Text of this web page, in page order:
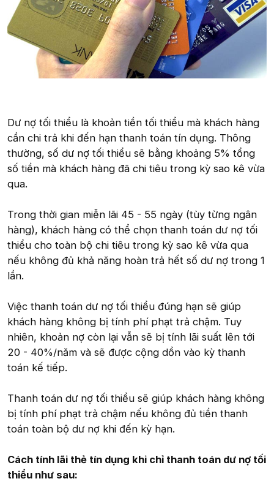
Dư nợ tối thiểu là khoản tiền tối thiểu mà khách hàng
cần chi trả khi đến hạn thanh toán tín dụng. Thông
thường, số dư nợ tối thiểu sẽ bằng khoảng 5% tổng
số tiền mà khách hàng đã chi tiêu trong kỳ sao kê vừa
qua.
Trong thời gian miễn lãi 45 - 55 ngày (tùy từng ngân
hàng), khách hàng có thể chọn thanh toán dư nợ tối
thiểu cho toàn bộ chi tiêu trong kỳ sao kê vừa qua
nếu không đủ khả năng hoàn trả hết số dư nợ trong 1
lần.
Việc thanh toán dư nợ tối thiểu đúng hạn sẽ giúp
khách hàng không bị tính phí phạt trả chậm. Tuy
nhiên, khoản nợ còn lại vẫn sẽ bị tính lãi suất lên tới
20 - 40%/năm và sẽ được cộng dồn vào kỳ thanh
toán kế tiếp.
Thanh toán dư nợ tối thiểu sẽ giúp khách hàng không
bị tính phí phạt trả chậm nếu không đủ tiền thanh
toán toàn bộ dư nợ khi đến kỳ hạn.
Cách tính lãi thẻ tín dụng khi chỉ thanh toán dư nợ tối
thiểu như sau: